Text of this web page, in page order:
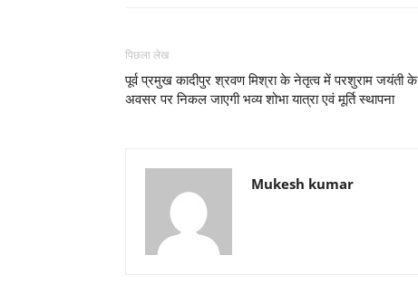
पिछला लेख
पूर्व प्रमुख कादीपुर श्रवण मिश्रा के नेतृत्व में परशुराम जयंती के
अवसर पर निकल जाएगी भव्य शोभा यात्रा एवं मूर्ति स्थापना
Mukesh kumar